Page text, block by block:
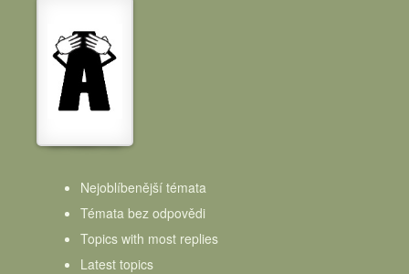
Nejoblíbenější témata
Témata bez odpovědi
Topics with most replies
Latest topics